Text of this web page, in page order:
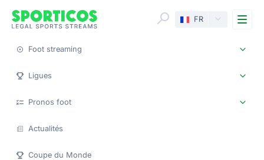
FR
Foot streaming
Ligues
Pronos foot
Actualités
Coupe du Monde